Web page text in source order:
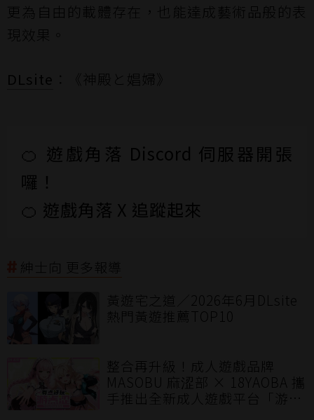
更為自由的載體存在，也能達成藝術品般的表
現效果。
DLsite ： 《神殿と娼婦》
🍊 遊戲角落 Discord 伺服器開張
囉！
🍊 遊戲角落 X 追蹤起來
紳士向 更多報導
黃遊宅之道／2026年6月DLsite
熱門黃遊推薦TOP10
整合再升級！成人遊戲品牌
MASOBU 麻涩部 × 18YAOBA 攜
手推出全新成人遊戲平台「游点